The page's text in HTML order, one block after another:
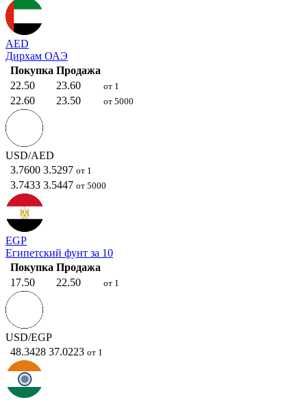
AED
Дирхам ОАЭ
Покупка Продажа
22.50
23.60 от 1
22.60 23.50 от 5000
USD/AED
3.7600 3.5297 от 1
3.7433 3.5447 от 5000
EGP
Египетский фунт за 10
Покупка Продажа
17.50
22.50 от 1
USD/EGP
48.3428 37.0223 от 1